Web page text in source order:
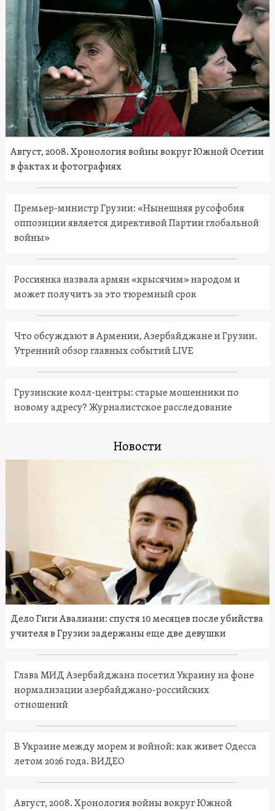
Август, 2008. Хронология войны вокруг Южной Осетии
в фактах и фотографиях
Премьер-министр Грузии: «Нынешняя русофобия
оппозиции является директивой Партии глобальной
войны»
Россиянка назвала армян «крысячим» народом и
может получить за это тюремный срок
Что обсуждают в Армении, Азербайджане и Грузии.
Утренний обзор главных событий LIVE
Грузинские колл-центры: старые мошенники по
новому адресу? Журналистское расследование
Новости
Дело Гиги Авалиани: спустя 10 месяцев после убийства
учителя в Грузии задержаны еще две девушки
Глава МИД Азербайджана посетил Украину на фоне
нормализации азербайджано-российских
отношений
В Украине между морем и войной: как живет Одесса
летом 2026 года. ВИДЕО
Август, 2008. Хронология войны вокруг Южной